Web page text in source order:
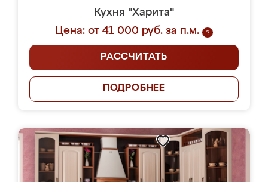
Кухня "Харита"
Цена: от 41 000 руб. за п.м.
?
РАССЧИТАТЬ
ПОДРОБНЕЕ